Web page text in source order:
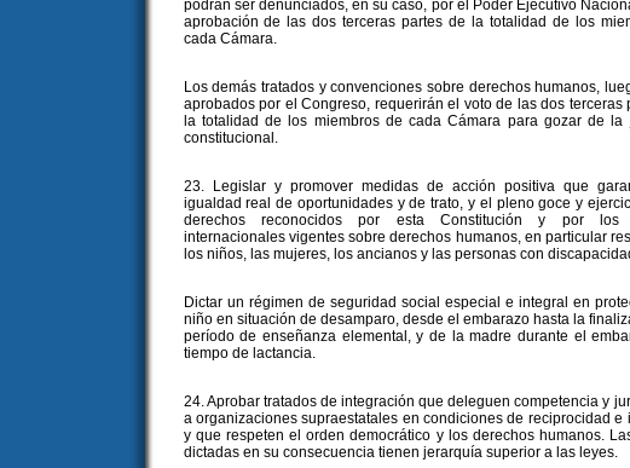
podrán ser denunciados, en su caso, por el Poder Ejecutivo
aprobación de las dos terceras partes de la totalidad de los
cada Cámara.
Los demás tratados y convenciones sobre derechos humanos,
aprobados por el Congreso, requerirán el voto de las dos terceras
la totalidad de los miembros de cada Cámara para gozar de la
constitucional.
23. Legislar y promover medidas de acción positiva que
igualdad real de oportunidades y de trato, y el pleno goce y
derechos reconocidos por esta Constitución y por los
internacionales vigentes sobre derechos humanos, en particular
los niños, las mujeres, los ancianos y las personas con
Dictar un régimen de seguridad social especial e integral en
niño en situación de desamparo, desde el embarazo hasta la
período de enseñanza elemental, y de la madre durante el
tiempo de lactancia.
24. Aprobar tratados de integración que deleguen competencia y
a organizaciones supraestatales en condiciones de reciprocidad e
y que respeten el orden democrático y los derechos humanos.
dictadas en su consecuencia tienen jerarquía superior a las leyes.